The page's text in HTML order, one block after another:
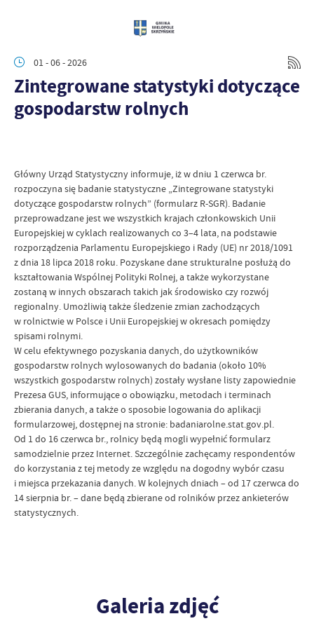
01 - 06 - 2026
Zintegrowane statystyki dotyczące
gospodarstw rolnych
Główny Urząd Statystyczny informuje, iż w dniu 1 czerwca br.
rozpoczyna się badanie statystyczne „Zintegrowane statystyki
dotyczące gospodarstw rolnych” (formularz R-SGR). Badanie
przeprowadzane jest we wszystkich krajach członkowskich Unii
Europejskiej w cyklach realizowanych co 3–4 lata, na podstawie
rozporządzenia Parlamentu Europejskiego i Rady (UE) nr 2018/1091
z dnia 18 lipca 2018 roku. Pozyskane dane strukturalne posłużą do
kształtowania Wspólnej Polityki Rolnej, a także wykorzystane
zostaną w innych obszarach takich jak środowisko czy rozwój
regionalny. Umożliwią także śledzenie zmian zachodzących
w rolnictwie w Polsce i Unii Europejskiej w okresach pomiędzy
spisami rolnymi.
W celu efektywnego pozyskania danych, do użytkowników
gospodarstw rolnych wylosowanych do badania (około 10%
wszystkich gospodarstw rolnych) zostały wysłane listy zapowiednie
Prezesa GUS, informujące o obowiązku, metodach i terminach
zbierania danych, a także o sposobie logowania do aplikacji
formularzowej, dostępnej na stronie: badaniarolne.stat.gov.pl.
Od 1 do 16 czerwca br., rolnicy będą mogli wypełnić formularz
samodzielnie przez Internet. Szczególnie zachęcamy respondentów
do korzystania z tej metody ze względu na dogodny wybór czasu
i miejsca przekazania danych. W kolejnych dniach – od 17 czerwca do
14 sierpnia br. – dane będą zbierane od rolników przez ankieterów
statystycznych.
Galeria zdjęć